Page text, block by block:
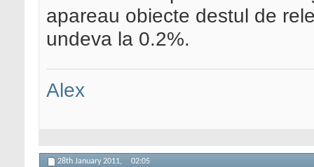
apareau obiecte destul de
undeva la 0.2%.
Alex
28th January 2011, 02:05